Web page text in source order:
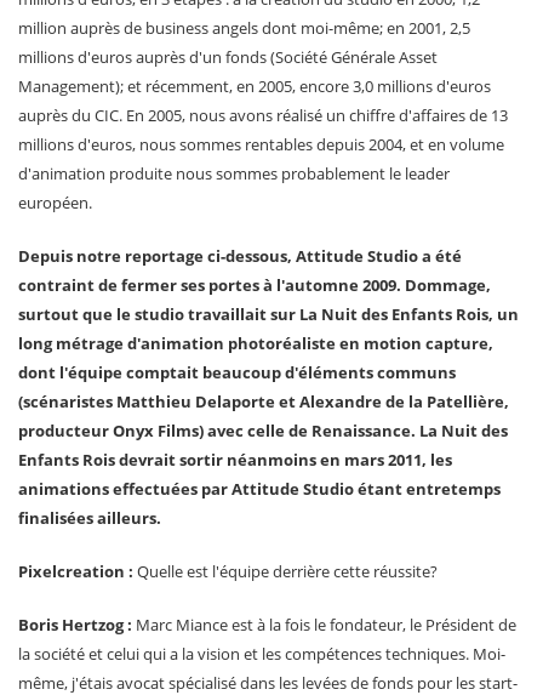
million auprès de business angels dont moi-même; en 2001, 2,5
millions d'euros auprès d'un fonds (Société Générale Asset
Management); et récemment, en 2005, encore 3,0 millions d'euros
auprès du CIC. En 2005, nous avons réalisé un chiffre d'affaires de 13
millions d'euros, nous sommes rentables depuis 2004, et en volume
d'animation produite nous sommes probablement le leader
européen.
Depuis notre reportage ci-dessous, Attitude Studio a été
contraint de fermer ses portes à l'automne 2009. Dommage,
surtout que le studio travaillait sur La Nuit des Enfants Rois, un
long métrage d'animation photoréaliste en motion capture,
dont l'équipe comptait beaucoup d'éléments communs
(scénaristes Matthieu Delaporte et Alexandre de la Patellière,
producteur Onyx Films) avec celle de Renaissance. La Nuit des
Enfants Rois devrait sortir néanmoins en mars 2011, les
animations effectuées par Attitude Studio étant entretemps
finalisées ailleurs.
Pixelcreation : Quelle est l'équipe derrière cette réussite?
Boris Hertzog : Marc Miance est à la fois le fondateur, le Président de
la société et celui qui a la vision et les compétences techniques. Moi-
même, j'étais avocat spécialisé dans les levées de fonds pour les start-